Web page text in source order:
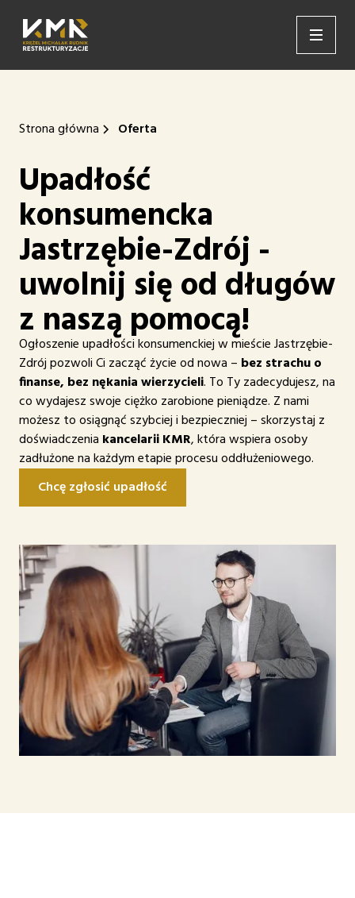
Strona główna Oferta
Upadłość
konsumencka
Jastrzębie-Zdrój -
uwolnij się od długów
z naszą pomocą!
Ogłoszenie upadłości konsumenckiej w mieście Jastrzębie-
Zdrój pozwoli Ci zacząć życie od nowa – bez strachu o
finanse, bez nękania wierzycieli. To Ty zadecydujesz, na
co wydajesz swoje ciężko zarobione pieniądze. Z nami
możesz to osiągnąć szybciej i bezpieczniej – skorzystaj z
doświadczenia kancelarii KMR, która wspiera osoby
zadłużone na każdym etapie procesu oddłużeniowego.
Chcę zgłosić upadłość